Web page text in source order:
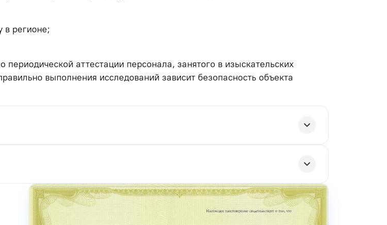
в регионе;
аттестации персонала, занятого в изыскательских
выполнения исследований зависит безопасность объекта